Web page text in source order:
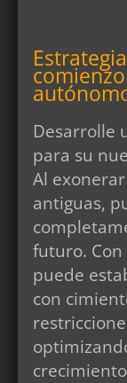
Desarrolle
para su
Al
antiguas,
futuro. Con
puede
con